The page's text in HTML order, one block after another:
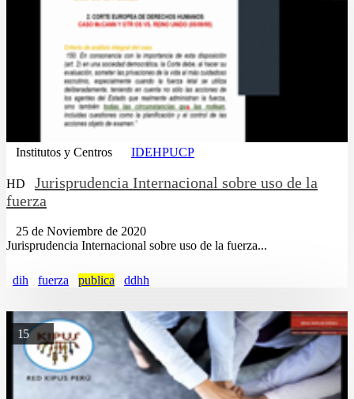
Institutos y Centros IDEHPUCP
HD
Jurisprudencia Internacional sobre uso de la
fuerza
25 de Noviembre de 2020
Jurisprudencia Internacional sobre uso de la fuerza...
dih fuerza publica ddhh
15